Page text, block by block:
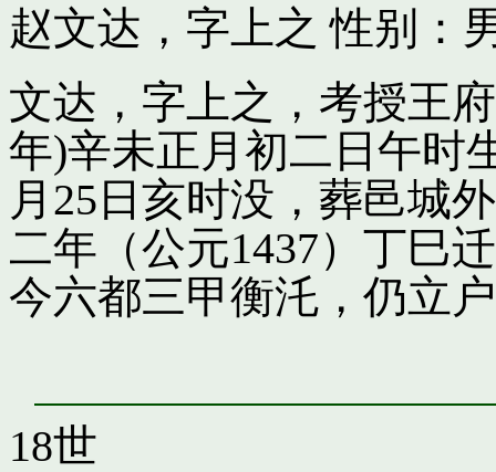
赵文达，字上之 性别：
文达，字上之，考授王
年)辛未正月初二日午时
月25日亥时没，葬邑城
二年（公元1437）丁巳
今六都三甲衡汑，仍立
18世